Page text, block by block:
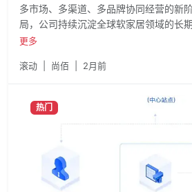
多市场、多渠道、多品牌协同经营的新
局，公司持续沉淀全球软家居领域的长
品牌影响力与市场竞争力。
更多
滚动 尚佰 2月前
热门